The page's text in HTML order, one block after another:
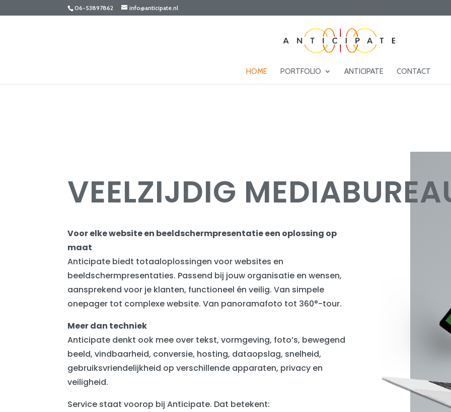
06-53897862 info@anticipate.nl
HOME PORTFOLIO ANTICIPATE CONTACT
VEELZIJDIG
Voor elke website en beeldschermpresentatie een oplossing op
maat
Anticipate biedt totaaloplossingen voor websites en
beeldschermpresentaties. Passend bij jouw organisatie en wensen,
aansprekend voor je klanten, functioneel én veilig. Van simpele
onepager tot complexe website. Van panoramafoto tot 360°-tour.
Meer dan techniek
Anticipate denkt ook mee over tekst, vormgeving, foto’s, bewegend
beeld, vindbaarheid, conversie, hosting, dataopslag, snelheid,
gebruiksvriendelijkheid op verschillende apparaten, privacy en
veiligheid.
Service staat voorop bij Anticipate. Dat betekent: